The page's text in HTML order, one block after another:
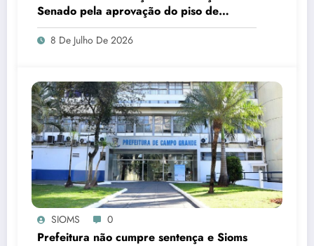
Senado pela aprovação do piso de
cirurgiões-dentistas e médicos
8 De Julho De 2026
SIOMS 0
Prefeitura não cumpre sentença e Sioms